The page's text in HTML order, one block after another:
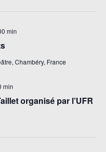
min
Chambéry, France
organisé par l’UFR
min